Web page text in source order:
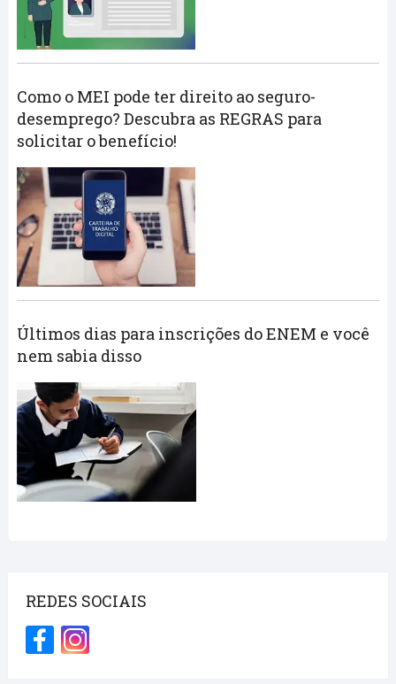
Como o MEI pode ter direito ao seguro-
desemprego? Descubra as REGRAS para
solicitar o benefício!
Últimos dias para inscrições do ENEM e você
nem sabia disso
REDES SOCIAIS